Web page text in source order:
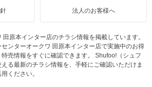
法人のお客様へ
原本インター店のチラシ情報を掲載しています。
ンターオークワ 田原本インター店で実施中のお得
売情報をすぐに確認できます。 Shufoo!（シュフ
る最新のチラシ情報を、手軽にご確認いただけま
ください。